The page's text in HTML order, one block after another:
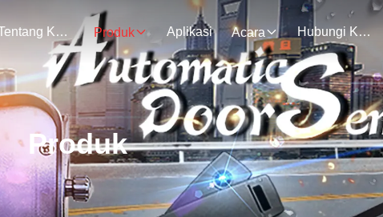
Tentang Kami Produk Aplikasi Acara Hubungi Kami
Produk